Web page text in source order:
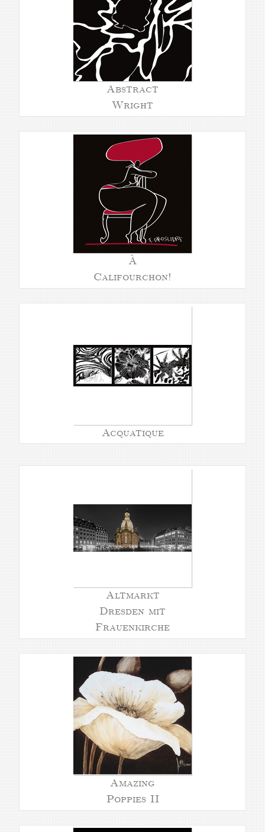
Abstract
Wright
À
Califourchon!
Acquatique
Altmarkt
Dresden mit
Frauenkirche
Amazing
Poppies II